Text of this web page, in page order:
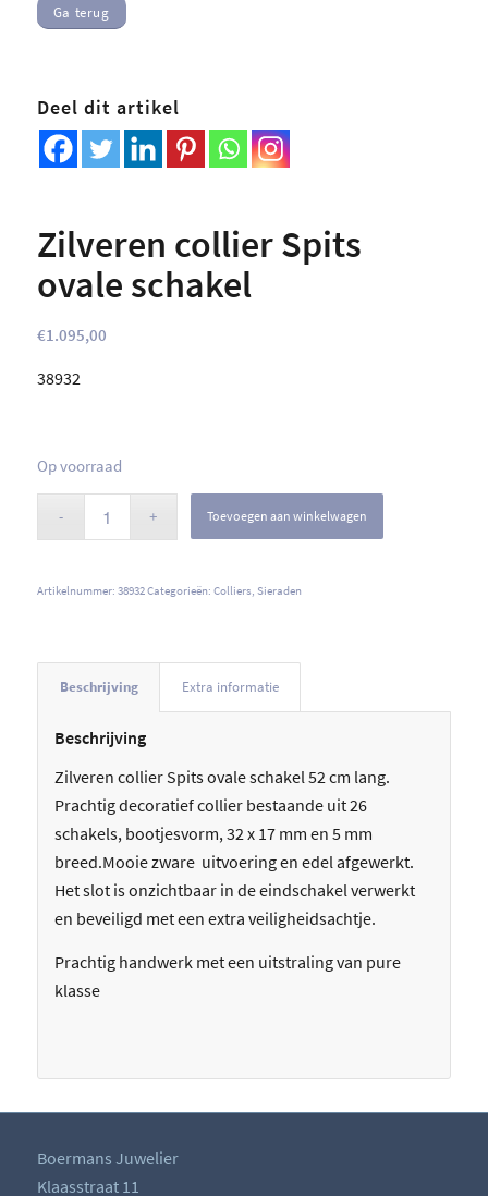
Ga terug
Deel dit artikel
Zilveren collier Spits
ovale schakel
€1.095,00
38932
Op voorraad
Toevoegen aan winkelwagen
Artikelnummer: 38932Categorieën: Colliers, Sieraden
Beschrijving Extra informatie
Beschrijving
Zilveren collier Spits ovale schakel 52 cm lang.
Prachtig decoratief collier bestaande uit 26
schakels, bootjesvorm, 32 x 17 mm en 5 mm
breed.Mooie zware uitvoering en edel afgewerkt.
Het slot is onzichtbaar in de eindschakel verwerkt
en beveiligd met een extra veiligheidsachtje.
Prachtig handwerk met een uitstraling van pure
klasse
Boermans Juwelier
Klaasstraat 11